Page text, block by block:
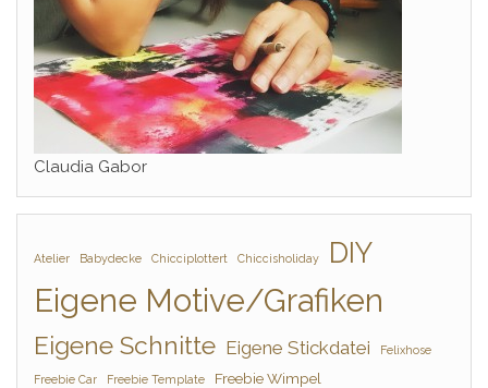
Claudia Gabor
Atelier Babydecke Chicciplottert Chiccisholiday DIY
Eigene Motive/Grafiken
Eigene Schnitte Eigene Stickdatei Felixhose
Freebie Car Freebie Template Freebie Wimpel